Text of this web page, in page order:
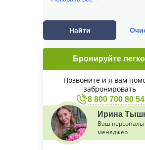
Найти
Бронируйте
Позвоните и я вам
забронировать
8 800 700 80 54
Ирина
Ваш
менеджер